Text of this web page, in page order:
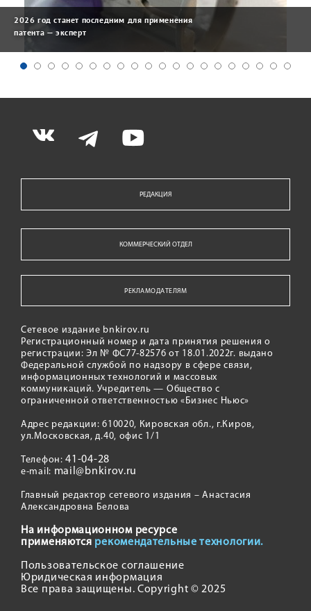
2026 год станет последним для применения
патента — эксперт
РЕДАКЦИЯ
КОММЕРЧЕСКИЙ ОТДЕЛ
РЕКЛАМОДАТЕЛЯМ
Сетевое издание bnkirov.ru
Регистрационный номер и дата принятия решения о
регистрации: Эл № ФС77-82576 от 18.01.2022г. выдано
Федеральной службой по надзору в сфере связи,
информационных технологий и массовых
коммуникаций. Учредитель — Общество с
ограниченной ответственностью «Бизнес Ньюс»
Адрес редакции: 610020, Кировская обл., г.Киров,
ул.Московская, д.40, офис 1/1
Телефон:41-04-28
e-mail: mail@bnkirov.ru
Главный редактор сетевого издания – Анастасия
Александровна Белова
На информационном ресурсе
применяются рекомендательные технологии.
Пользовательское соглашение
Юридическая информация
Все права защищены. Copyright © 2025